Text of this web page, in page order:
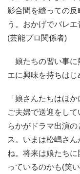
影合間を縫っての
う。おかげでバレエ
(芸能プロ関係者)
娘たちの習い事に
エに興味を持ちはじ
「娘さんたちはほ
ご夫婦で送迎をし
らかがドラマ出演
ス。いまは松嶋さ
ね。将来は娘たち
っているのかも(笑